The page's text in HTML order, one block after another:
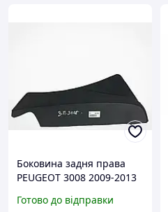
Боковина задня права
PEUGEOT 3008 2009-2013
Готово до відправки